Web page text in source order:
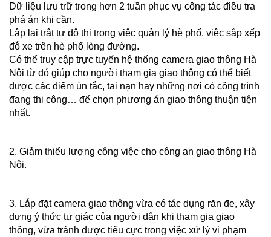
Dữ liệu lưu trữ trong hơn 2 tuần phục vụ công tác điều tra
phá án khi cần.
Lập lại trật tự đô thị trong việc quản lý hè phố, việc sắp xếp
đỗ xe trên hè phố lòng đường.
Có thể truy cập trực tuyến hệ thống camera giao thông Hà
Nội từ đó giúp cho người tham gia giao thông có thể biết
được các điểm ùn tắc, tai nạn hay những nơi có công trình
đang thi công… để chọn phương án giao thông thuận tiện
nhất.
2. Giảm thiểu lượng công việc cho công an giao thông Hà
Nội.
3. Lắp đặt camera giao thông vừa có tác dụng răn đe, xây
dựng ý thức tự giác của người dân khi tham gia giao
thông, vừa tránh được tiêu cực trong việc xử lý vi phạm